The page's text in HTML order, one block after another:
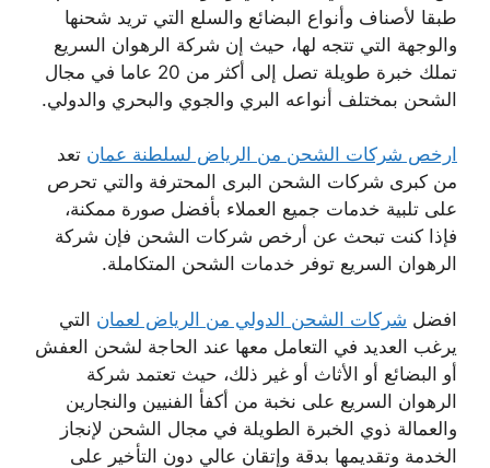
طبقا لأصناف وأنواع البضائع والسلع التي تريد شحنها
والوجهة التي تتجه لها، حيث إن شركة الرهوان السريع
تملك خبرة طويلة تصل إلى أكثر من 20 عاما في مجال
الشحن بمختلف أنواعه البري والجوي والبحري والدولي.
ارخص شركات الشحن من الرياض لسلطنة عمان تعد
من كبرى شركات الشحن البرى المحترفة والتي تحرص
على تلبية خدمات جميع العملاء بأفضل صورة ممكنة،
فإذا كنت تبحث عن أرخص شركات الشحن فإن شركة
الرهوان السريع توفر خدمات الشحن المتكاملة.
افضل شركات الشحن الدولي من الرياض لعمان التي
يرغب العديد في التعامل معها عند الحاجة لشحن العفش
أو البضائع أو الأثاث أو غير ذلك، حيث تعتمد شركة
الرهوان السريع على نخبة من أكفأ الفنيين والنجارين
والعمالة ذوي الخبرة الطويلة في مجال الشحن لإنجاز
الخدمة وتقديمها بدقة وإتقان عالي دون التأخير على